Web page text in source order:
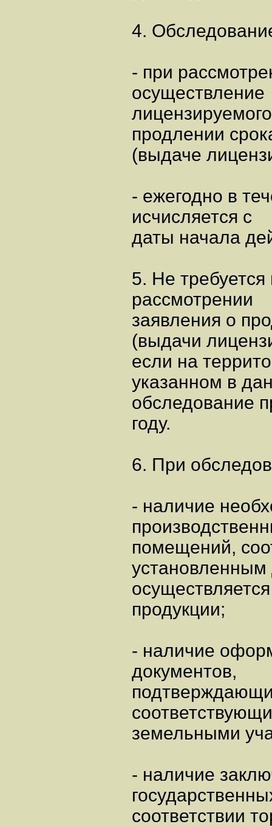
4.
- при
осуществление
продлении
(выдаче
- ежегодно в
исчисляется с
даты начала
5. Не
рассмотрении
заявления о
(выдачи
если на
указанном в
обследование
году.
6. При
- наличие
помещений,
установленным
продукции;
- наличие
документов,
земельными
- наличие
соответствии